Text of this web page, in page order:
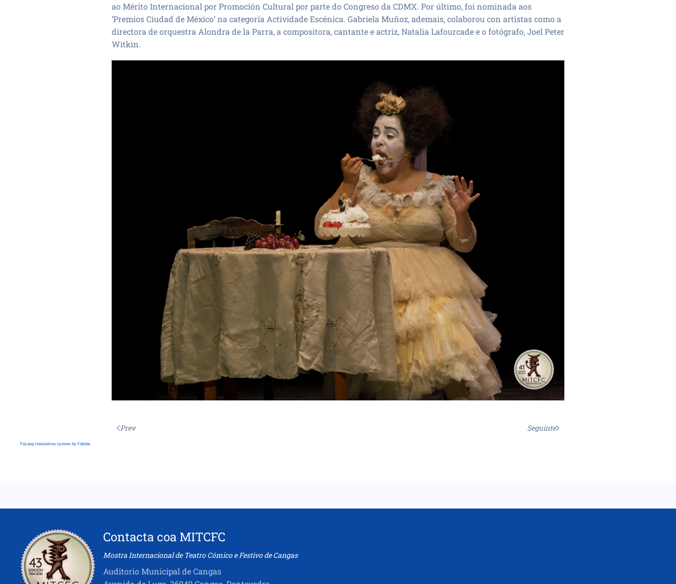
ao Mérito Internacional por Promoción Cultural por parte do Congreso da CDMX. Por último, foi nominada aos
‘Premios Ciudad de México’ na categoría Actividade Escénica. Gabriela Muñoz, ademais, colaborou con artistas como a
directora de orquestra Alondra de la Parra, a compositora, cantante e actriz, Natalia Lafourcade e o fotógrafo, Joel Peter
Witkin.
Prev Seguinte
FaLang translation system by Faboba
Contacta coa MITCFC
Mostra Internacional de Teatro Cómico e Festivo de Cangas
Auditorio Municipal de Cangas